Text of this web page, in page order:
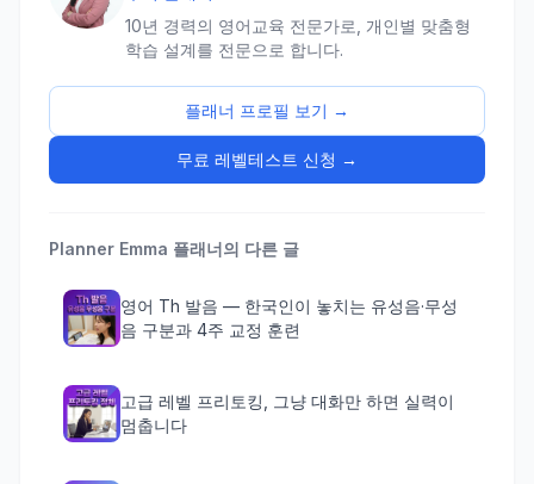
10년 경력의 영어교육 전문가로, 개인별 맞춤형
학습 설계를 전문으로 합니다.
플래너 프로필 보기 →
무료 레벨테스트 신청 →
Planner Emma 플래너의 다른 글
영어 Th 발음 — 한국인이 놓치는 유성음·무성
음 구분과 4주 교정 훈련
고급 레벨 프리토킹, 그냥 대화만 하면 실력이
멈춥니다